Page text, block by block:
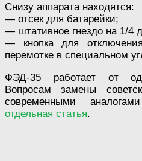
Снизу аппарата находятся:
— отсек для батарейки;
— штативное гнездо на 1/4
— кнопка для
перемотке в специальном
ФЭД-35 работает от
Вопросам замены
современными
отдельная статья.